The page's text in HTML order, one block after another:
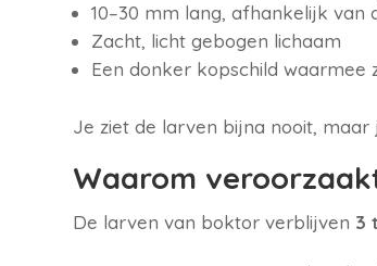
10–30 mm lang, afhankelijk van
Zacht, licht gebogen lichaam
Een donker kopschild waarmee
Je ziet de larven bijna nooit,
Waarom
De larven van boktor verblijven 3